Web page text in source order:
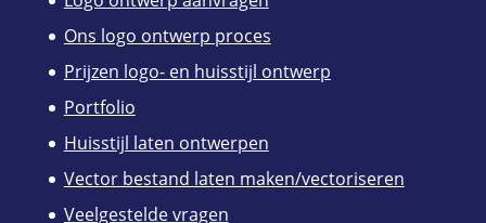
Ons logo ontwerp proces
Prijzen logo- en huisstijl ontwerp
Portfolio
Huisstijl laten ontwerpen
Vector bestand laten maken/vectoriseren
Veelgestelde vragen